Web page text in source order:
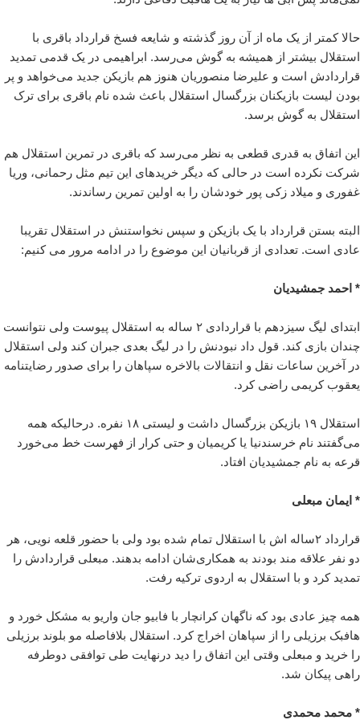
حالا کمتر از یک ماه از آن روز گذشته و شایعه فسخ قرارداد باقری با
استقلال بیشتر از همیشه به گوش می‌رسد. ابراهیمی در یک قدمی تمدید
قراردادش است و علیرضا منصوریان هنوز هم بازیکن جدید می‌خواهد و پر
بودن لیست بازیکنان بزرگسال استقلال باعث شده نام باقری برای ترک
استقلال به گوش برسد.
این اتفاق به قدری قطعی به نظر می‌رسد که باقری در تمرین استقلال هم
شرکت نکرده است در حالی که دیگر خریدهای این تیم مثل رحمانی، وریا
غفوری و میلاد زکی پور خودشان را به اولین تمرین رساندند.
البته بستن قرارداد با یک بازیکن و سپس نخواستنش در استقلال تقریبا
عادی است. تعدادی از قربانیان این موضوع را در ادامه مرور می کنیم:
* احمد جمشیدیان
ابتدای لیگ سیزدهم با قراردادی ۲ ساله به استقلال پیوست ولی نتوانست
چندان بازی کند. قول داد نبودنش را در لیگ بعدی جبران کند ولی استقلال
در آخرین ساعات نقل و انتقالات بالاخره سپاهان را برای صدور رضایتنامه
یعقوب کریمی راضی کرد.
استقلال ۱۹ بازیکن بزرگسال داشت و لیستی ۱۸ نفره. درحالیکه همه
می‌گفتند نام خرسندنیا یا کریمیان و حتی کرار از فهرست خط می‌خورد
قرعه به نام جمشیدیان افتاد.
* ایمان مبعلی
قرارداد ۲ساله اش با استقلال تمام شده بود ولی با حضور قلعه نویی، هر
دو نفر علاقه مند بودند به همکاری‌شان ادامه بدهند. مبعلی قراردادش را
تمدید کرد و با استقلال به اردوی ترکیه رفت.
همه چیز عادی بود که ناگهان کرانچار با فابیو جان واریو به مشکل خورد و
هافبک برزیلی را از سپاهان اخراج کرد. استقلال بلافاصله مو بلوند برزیلی
را خرید و مبعلی وقتی این اتفاق را دید درنهایت طی توافقی دوطرفه
راهی پیکان شد.
* محمد محمدی